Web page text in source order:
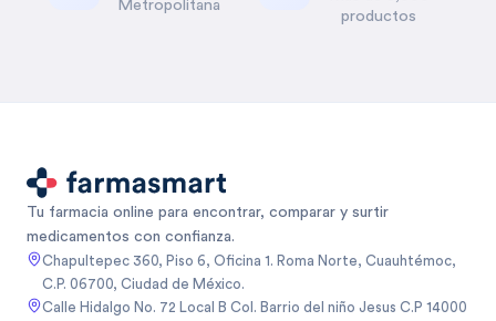
Metropolitana
productos
Tu farmacia online para encontrar, comparar y surtir
medicamentos con confianza.
Chapultepec 360, Piso 6, Oficina 1. Roma Norte, Cuauhtémoc,
C.P. 06700, Ciudad de México.
Calle Hidalgo No. 72 Local B Col. Barrio del niño Jesus C.P 14000